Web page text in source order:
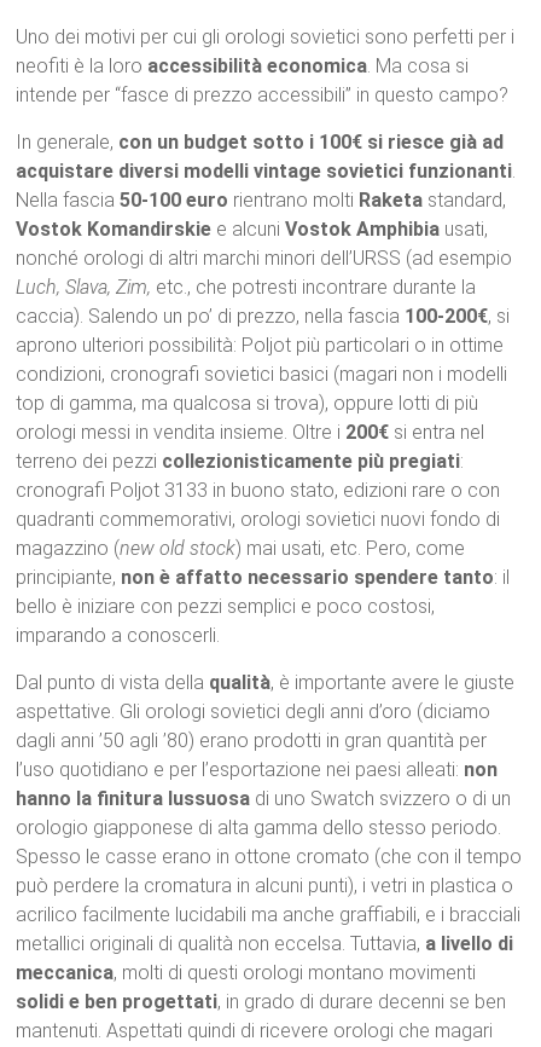
Uno dei motivi per cui gli orologi sovietici sono perfetti per i
neofiti è la loro accessibilità economica. Ma cosa si
intende per “fasce di prezzo accessibili” in questo campo?
In generale, con un budget sotto i 100€ si riesce già ad
acquistare diversi modelli vintage sovietici funzionanti.
Nella fascia50-100 euro rientrano molti Raketa standard,
Vostok Komandirskie e alcuniVostok Amphibia usati,
nonché orologi di altri marchi minori dell’URSS (ad esempio
Luch, Slava, Zim, etc., che potresti incontrare durante la
caccia). Salendo un po’ di prezzo, nella fascia 100-200€, si
aprono ulteriori possibilità: Poljot più particolari o in ottime
condizioni, cronografi sovietici basici (magari non i modelli
top di gamma, ma qualcosa si trova), oppure lotti di più
orologi messi in vendita insieme. Oltre i 200€ si entra nel
terreno dei pezzi collezionisticamente più pregiati:
cronografi Poljot 3133 in buono stato, edizioni rare o con
quadranti commemorativi, orologi sovietici nuovi fondo di
magazzino (new old stock) mai usati, etc. Pero, come
principiante, non è affatto necessario spendere tanto: il
bello è iniziare con pezzi semplici e poco costosi,
imparando a conoscerli.
Dal punto di vista della qualità, è importante avere le giuste
aspettative. Gli orologi sovietici degli anni d’oro (diciamo
dagli anni ’50 agli ’80) erano prodotti in gran quantità per
l’uso quotidiano e per l’esportazione nei paesi alleati: non
hanno la finitura lussuosa di uno Swatch svizzero o di un
orologio giapponese di alta gamma dello stesso periodo.
Spesso le casse erano in ottone cromato (che con il tempo
può perdere la cromatura in alcuni punti), i vetri in plastica o
acrilico facilmente lucidabili ma anche graffiabili, e i bracciali
metallici originali di qualità non eccelsa. Tuttavia, a livello di
meccanica, molti di questi orologi montano movimenti
solidi e ben progettati, in grado di durare decenni se ben
mantenuti. Aspettati quindi di ricevere orologi che magari